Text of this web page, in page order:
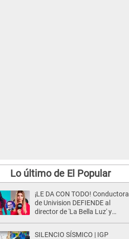
Lo último de El Popular
¡LE DA CON TODO! Conductora
de Univision DEFIENDE al
director de 'La Bella Luz' y
Saldaña: “Muchas amantes...”
SILENCIO SÍSMICO | IGP